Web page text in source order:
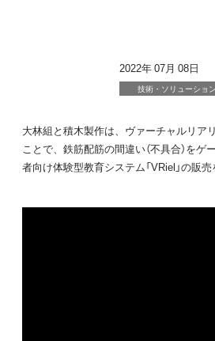
2022年 07月 08日
技術・ソリューション
大林組と積木製作は、ヴァーチャルリア
ことで、鉄筋配筋の間違い（不具合）を
者向け体験型教育システム「VRiel」の販売